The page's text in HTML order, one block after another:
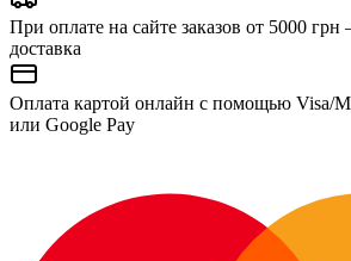
При оплате на сайте заказов от 5000 грн
доставка
Оплата картой онлайн с помощью Visa/
или Google Pay